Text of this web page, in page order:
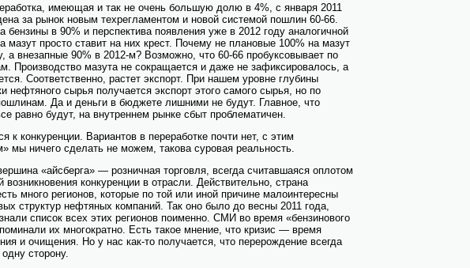
имеющая и так не очень большую долю в 4%, с января 2011
за рынок новым техрегламентом и новой системой пошлин 60-66.
бензины в 90% и перспектива появления уже в 2012 году аналогичной
мазут просто ставит на них крест. Почему не плановые 100% на мазут
а внезапные 90% в 2012-м? Возможно, что 60-66 пробуксовывает по
Производство мазута не сокращается и даже не зафиксировалось, а
Соответственно, растет экспорт. При нашем уровне глубины
нефтяного сырья получается экспорт этого самого сырья, но по
Да и деньги в бюджете лишними не будут. Главное, что
равно будут, на внутреннем рынке сбыт проблематичен.
к конкуренции. Вариантов в переработке почти нет, с этим
мы ничего сделать не можем, такова суровая реальность.
«айсберга» — розничная торговля, всегда считавшаяся оплотом
возникновения конкуренции в отрасли. Действительно, страна
много регионов, которые по той или иной причине малоинтересны
структур нефтяных компаний. Так оно было до весны 2011 года,
список всех этих регионов поименно. СМИ во время «бензинового
их многократно. Есть такое мнение, что кризис — время
и очищения. Но у нас как-то получается, что перерождение всегда
сторону.